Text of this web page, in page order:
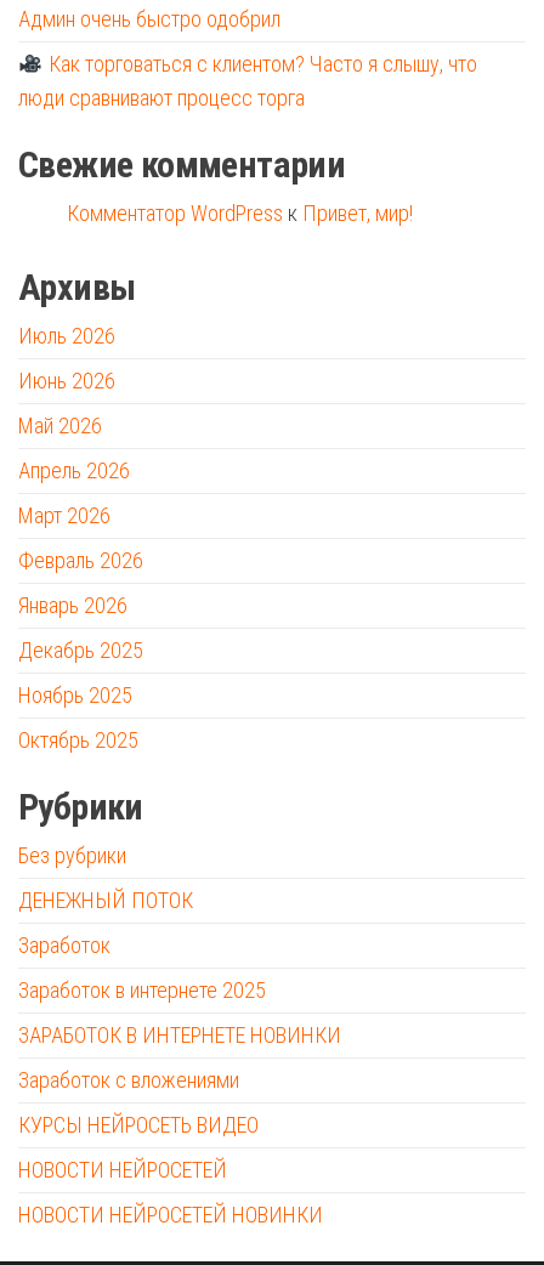
Админ очень быстро одобрил
Как торговаться с клиентом? Часто я слышу, что
люди сравнивают процесс торга
Свежие комментарии
Комментатор WordPress к Привет, мир!
Архивы
Июль 2026
Июнь 2026
Май 2026
Апрель 2026
Март 2026
Февраль 2026
Январь 2026
Декабрь 2025
Ноябрь 2025
Октябрь 2025
Рубрики
Без рубрики
ДЕНЕЖНЫЙ ПОТОК
Заработок
Заработок в интернете 2025
ЗАРАБОТОК В ИНТЕРНЕТЕ НОВИНКИ
Заработок с вложениями
КУРСЫ НЕЙРОСЕТЬ ВИДЕО
НОВОСТИ НЕЙРОСЕТЕЙ
НОВОСТИ НЕЙРОСЕТЕЙ НОВИНКИ